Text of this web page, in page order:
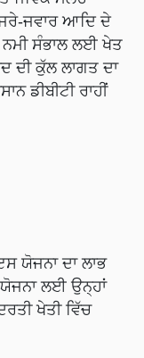
ਜਵਾਰ ਆਦਿ ਦੇ
ਨਮੀ ਸੰਭਾਲ ਲਈ ਖੇਤ
ਦੀ ਕੁੱਲ ਲਾਗਤ ਦਾ
ਡੀਬੀਟੀ ਰਾਹੀਂ
ਯੋਜਨਾ ਦਾ ਲਾਭ
ਲਈ ਉਨ੍ਹਾਂ
ਖੇਤੀ ਵਿੱਚ